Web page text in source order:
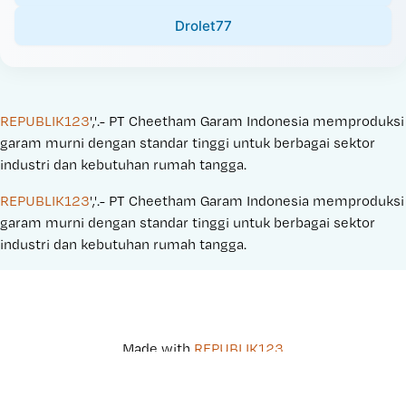
Drolet77
REPUBLIK123','.- PT Cheetham Garam Indonesia memproduksi
garam murni dengan standar tinggi untuk berbagai sektor
industri dan kebutuhan rumah tangga.
REPUBLIK123','.- PT Cheetham Garam Indonesia memproduksi
garam murni dengan standar tinggi untuk berbagai sektor
industri dan kebutuhan rumah tangga.
Made with REPUBLIK123